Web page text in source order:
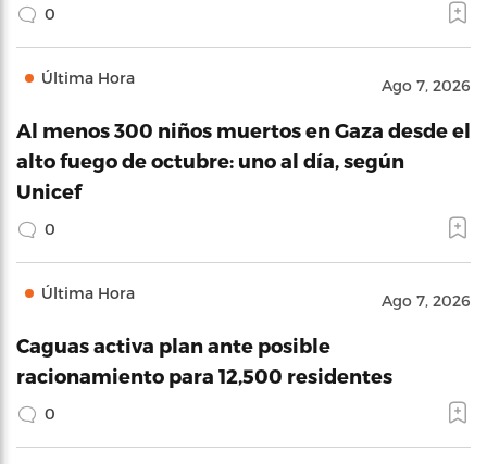
0
Última Hora Ago 7, 2026
Al menos 300 niños muertos en Gaza desde el
alto fuego de octubre: uno al día, según
Unicef
0
Última Hora Ago 7, 2026
Caguas activa plan ante posible
racionamiento para 12,500 residentes
0